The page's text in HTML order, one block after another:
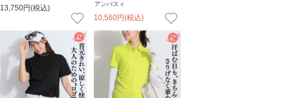
13,750円(税込) アンパスィ
10,560円(税込)